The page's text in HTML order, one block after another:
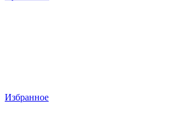
Избранное